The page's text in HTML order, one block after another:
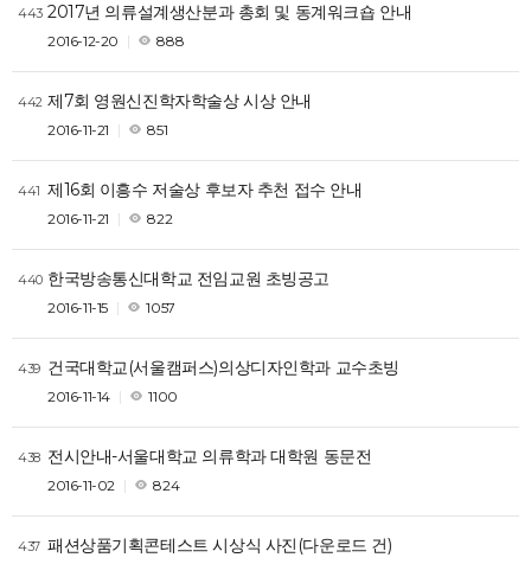
443 2017년 의류설계생산분과 총회 및 동계워크숍 안내
2016-12-20 888
442 제7회 영원신진학자학술상 시상 안내
2016-11-21 851
441 제16회 이흥수 저술상 후보자 추천 접수 안내
2016-11-21 822
440 한국방송통신대학교 전임교원 초빙공고
2016-11-15 1057
439 건국대학교(서울캠퍼스)의상디자인학과 교수초빙
2016-11-14 1100
438 전시안내-서울대학교 의류학과 대학원 동문전
2016-11-02 824
437 패션상품기획콘테스트 시상식 사진(다운로드 건)